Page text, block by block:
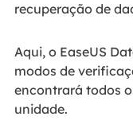
recuperação de
Aqui, o EaseUS
modos de
encontrará todos
unidade.